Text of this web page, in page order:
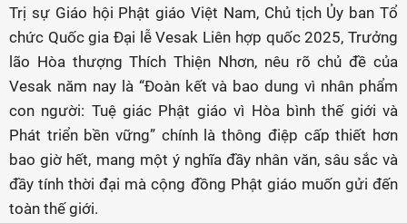
Trị sự Giáo hội Phật giáo Việt Nam, Chủ tịch Ủy ban Tổ
chức Quốc gia Đại lễ Vesak Liên hợp quốc 2025, Trưởng
lão Hòa thượng Thích Thiện Nhơn, nêu rõ chủ đề của
Vesak năm nay là “Đoàn kết và bao dung vì nhân phẩm
con người: Tuệ giác Phật giáo vì Hòa bình thế giới và
Phát triển bền vững” chính là thông điệp cấp thiết hơn
bao giờ hết, mang một ý nghĩa đầy nhân văn, sâu sắc và
đầy tính thời đại mà cộng đồng Phật giáo muốn gửi đến
toàn thế giới.